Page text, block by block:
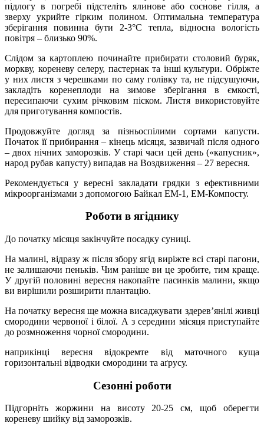
підлогу в погребі підстеліть ялинове або соснове гілля, а
зверху укрийте гірким полином. Оптимальна температура
зберігання повинна бути 2-3°C тепла, відносна вологість
повітря – близько 90%.
Слідом за картоплею починайте прибирати столовий буряк,
моркву, кореневу селеру, пастернак та інші культури. Обріжте
у них листя з черешками по саму голівку та, не підсушуючи,
закладіть коренеплоди на зимове зберігання в ємкості,
пересипаючи сухим річковим піском. Листя використовуйте
для приготування компостів.
Продовжуйте догляд за пізньоспілими сортами капусти.
Початок її прибирання – кінець місяця, зазвичай після одного
– двох нічних заморозків. У старі часи цей день («капусник»,
народ рубав капусту) випадав на Воздвиження – 27 вересня.
Рекомендується у вересні закладати грядки з ефективними
мікроорганізмами з допомогою Байкал ЕМ-1, ЕМ-Компосту.
Роботи в ягіднику
До початку місяця закінчуйте посадку суниці.
На малині, відразу ж після збору ягід виріжте всі старі пагони,
не залишаючи пеньків. Чим раніше ви це зробите, тим краще.
У другій половині вересня накопайте пасинків малини, якщо
ви вирішили розширити плантацію.
На початку вересня ще можна висаджувати здерев’янілі живці
смородини червоної і білої. А з середини місяця приступайте
до розмноження чорної смородини.
наприкінці вересня відокремте від маточного куща
горизонтальні відводки смородини та аґрусу.
Сезонні роботи
Підгорніть жоржини на висоту 20-25 см, щоб оберегти
кореневу шийку від заморозків.